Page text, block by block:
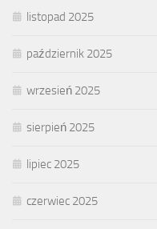
listopad 2025
październik 2025
wrzesień 2025
sierpień 2025
lipiec 2025
czerwiec 2025